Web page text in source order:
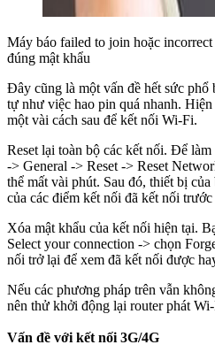
Máy báo failed to join hoặc
đúng mật khẩu
Đây cũng là một vấn đề hết sức
tự như việc hao pin quá nhanh.
một vài cách sau để kết nối Wi-Fi.
Reset lại toàn bộ các kết nối. Để
-> General -> Reset -> Reset
thể mất vài phút. Sau đó, thiết bị của
của các điểm kết nối đã kết nối trước
Xóa mật khẩu của kết nối hiện tại.
Select your connection -> chọn
nối trở lại để xem đã kết nối được
Nếu các phương pháp trên vẫn
nên thử khởi động lại router phát
Vấn đề với kết nối 3G/4G